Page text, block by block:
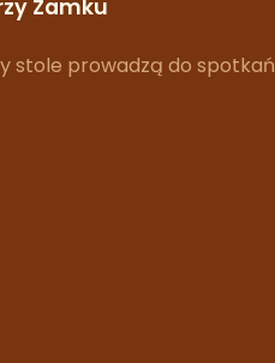
Zamku
stole prowadzą do spotkań